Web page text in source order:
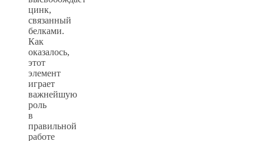
цинк,
связанный
белками.
Как
оказалось,
этот
элемент
играет
важнейшую
роль
в
правильной
работе